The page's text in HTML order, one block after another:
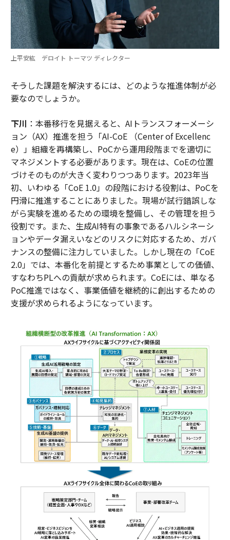
上平安紘 デロイト トーマツ ディレクター
――そうした課題を解決するには、どのような推進体制が必
要なのでしょうか。
下川 ：本番移行を見据えると、AIトランスフォーメーシ
ョン（AX）推進を担う「AI-CoE （Center of Excellenc
e）」組織を再構築し、PoCから運用段階までを適切に
マネジメントする必要があります。現在は、CoEの位置
づけそのものが大きく変わりつつあります。2023年当
初、いわゆる「CoE 1.0」の段階における役割は、PoCを
円滑に推進することにありました。現場が試行錯誤しな
がら実験を進めるための環境を整備し、その管理を担う
役割です。また、生成AI特有の事象であるハルシネーシ
ョンやデータ漏えいなどのリスクに対応するため、ガバ
ナンスの整備に注力していました。しかし現在の「CoE
2.0」では、本番化を前提とするため事業としての価値、
すなわちPLへの貢献が求められます。CoEには、単なる
PoC推進ではなく、事業価値を継続的に創出するための
支援が求められるようになっています。